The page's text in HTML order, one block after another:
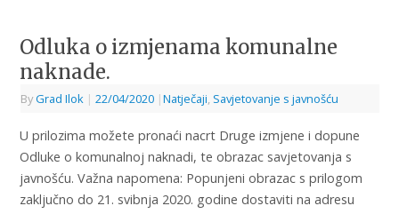
Odluka o izmjenama komunalne
naknade.
ByGrad Ilok | 22/04/2020 |Natječaji, Savjetovanje s javnošću
U prilozima možete pronaći nacrt Druge izmjene i dopune
Odluke o komunalnoj naknadi, te obrazac savjetovanja s
javnošću. Važna napomena: Popunjeni obrazac s prilogom
zaključno do 21. svibnja 2020. godine dostaviti na adresu